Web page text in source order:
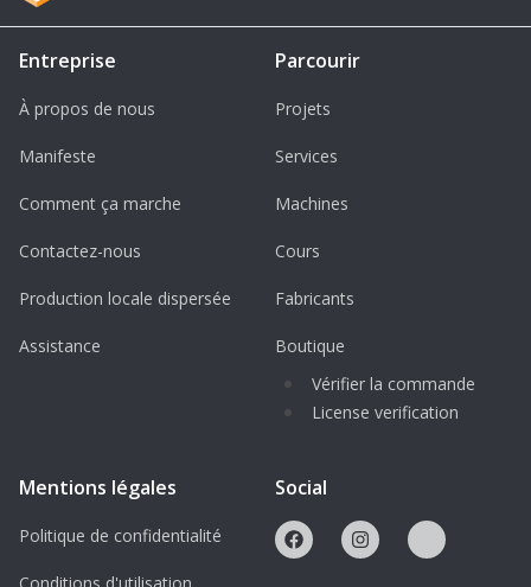
Entreprise
À propos de nous
Manifeste
Comment ça marche
Contactez-nous
Production locale dispersée
Assistance
Parcourir
Projets
Services
Machines
Cours
Fabricants
Boutique
Vérifier la commande
License verification
Mentions légales
Politique de confidentialité
Social